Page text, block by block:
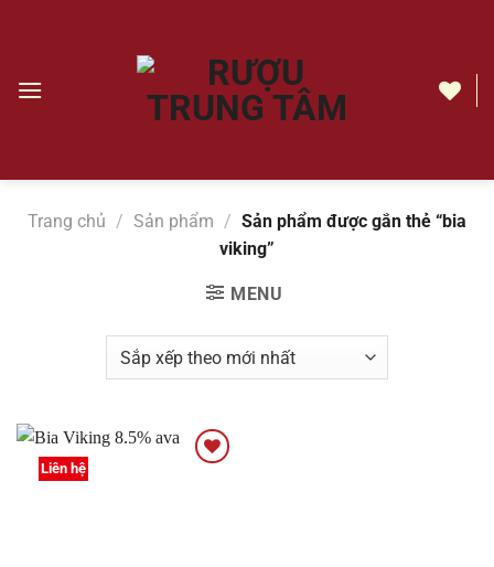
dung
bia
Trung
Trang chủ / Sản phẩm / Sản phẩm được gắn thẻ “bia
viking”
MENU
Liên hệ